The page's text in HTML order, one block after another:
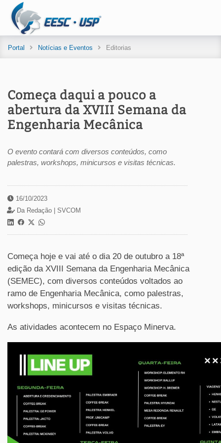
Portal Notícias e Eventos Editorias
Começa daqui a pouco a
abertura da XVIII Semana da
Engenharia Mecânica
O evento contará com diversos conteúdos, como
palestras, workshops, minicursos e visitas técnicas.
16/10/2023
Da Redação | SVCOM
Começa hoje e vai até o dia 20 de outubro a 18ª
edição da XVIII Semana da Engenharia Mecânica
(SEMEC), com diversos conteúdos voltados ao
ramo de Engenharia Mecânica, como palestras,
workshops, minicursos e visitas técnicas.
As atividades acontecem no Espaço Minerva.